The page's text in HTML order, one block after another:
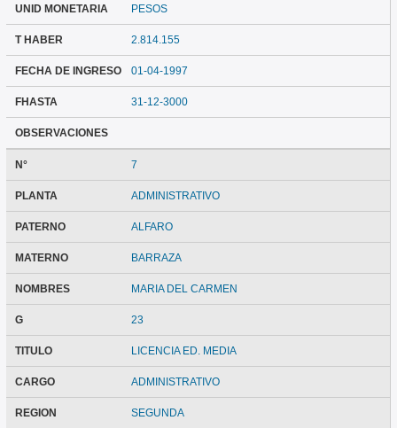
UNID MONETARIA PESOS
T HABER 2.814.155
FECHA DE INGRESO 01-04-1997
FHASTA 31-12-3000
OBSERVACIONES
N° 7
PLANTA ADMINISTRATIVO
PATERNO ALFARO
MATERNO BARRAZA
NOMBRES MARIA DEL CARMEN
G 23
TITULO LICENCIA ED. MEDIA
CARGO ADMINISTRATIVO
REGION SEGUNDA